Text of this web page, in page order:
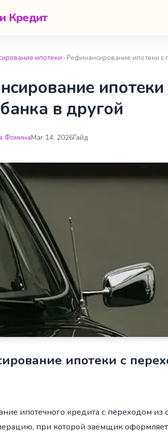
Кредит
ипотеки › Рефинансирование ипотеки
в другой
ФоминаMar 14, 2026Гайд
ипотеки с
ипотечного кредита с переходом из
при которой заёмщик